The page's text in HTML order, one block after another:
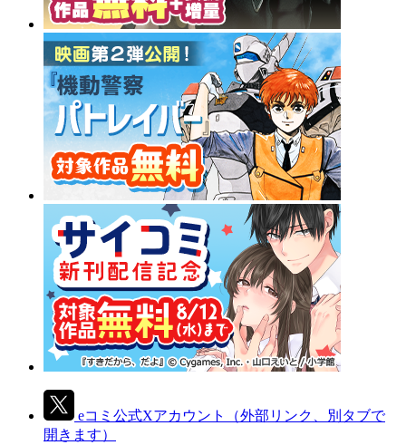
eコミ公式Xアカウント
（外部リンク、別タブで
開きます）